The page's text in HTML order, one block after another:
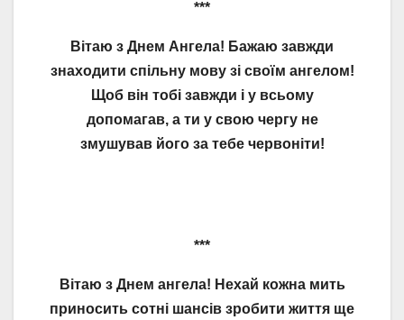
***
Вітаю з Днем Ангела! Бажаю завжди
знаходити спільну мову зі своїм ангелом!
Щоб він тобі завжди і у всьому
допомагав, а ти у свою чергу не
змушував його за тебе червоніти!
***
Вітаю з Днем ангела! Нехай кожна мить
приносить сотні шансів зробити життя ще